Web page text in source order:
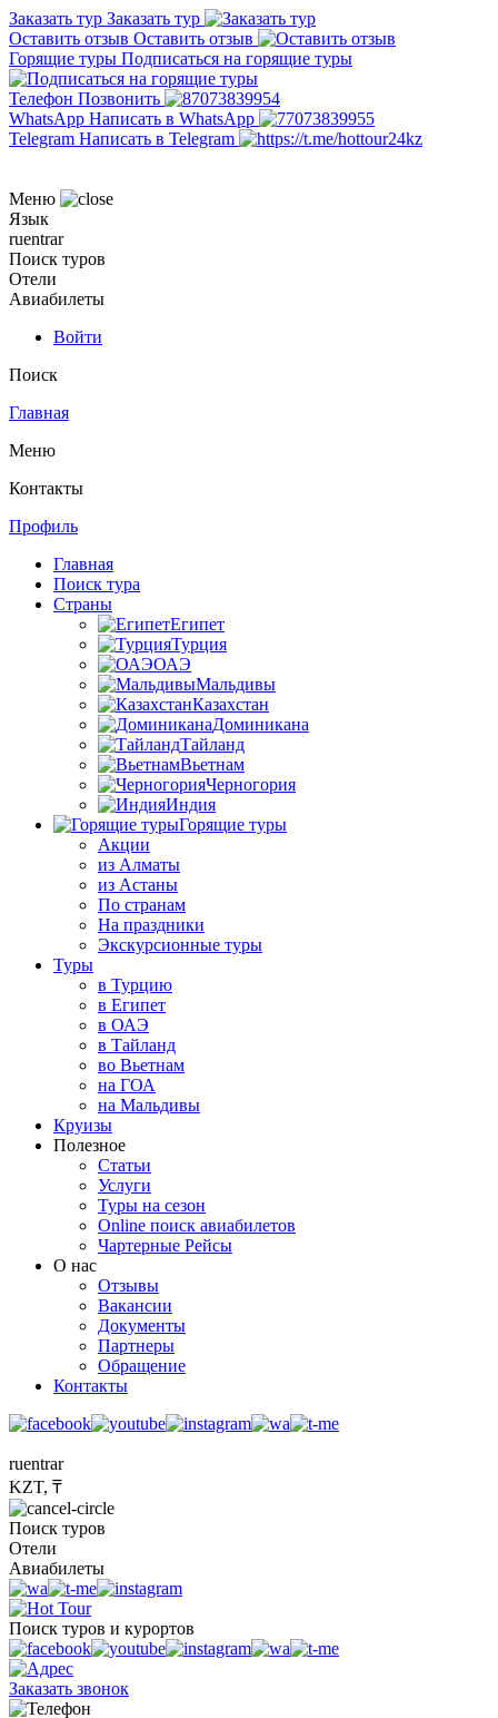
Заказать тур Заказать тур
Оставить отзыв Оставить отзыв
Горящие туры Подписаться на горящие туры
Телефон Позвонить
WhatsApp Написать в WhatsApp
Telegram Написать в Telegram
Меню
Язык
ruentrar
Поиск туров
Отели
Авиабилеты
Войти
Поиск
Главная
Меню
Контакты
Профиль
Главная
Поиск тура
Страны
Египет
Турция
ОАЭ
Мальдивы
Казахстан
Доминикана
Тайланд
Вьетнам
Черногория
Индия
Горящие туры
Акции
из Алматы
из Астаны
По странам
На праздники
Экскурсионные туры
Туры
в Турцию
в Египет
в ОАЭ
в Тайланд
во Вьетнам
на ГОА
на Мальдивы
Круизы
Полезное
Статьи
Услуги
Туры на сезон
Online поиск авиабилетов
Чартерные Рейсы
О нас
Отзывы
Вакансии
Документы
Партнеры
Обращение
Контакты
ruentrar
KZT, ₸
Поиск туров
Отели
Авиабилеты
Поиск туров и курортов
Заказать звонок